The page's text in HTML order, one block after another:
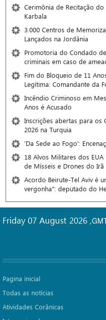
Cerimônia de Recitação
Karbala
3.000 Centros de
Lançados na Jordânia
Promotoria do Condado
criminais em caso de
Fim do Bloqueio de 11
Legítima: Comandante da
Incêndio Criminoso em
Anos é Acusado
Inscrições abertas para os
2026 na Turquia
'Da Sede ao Fogo':
18 Alvos Militares dos
de Mísseis e Drones do Irã
Acordo Beirute-Tel Aviv é
vergonha": deputado do
Friday 07 August 2026 ,
Pagina inicial
Todas as notícias
Atividades Corânicas